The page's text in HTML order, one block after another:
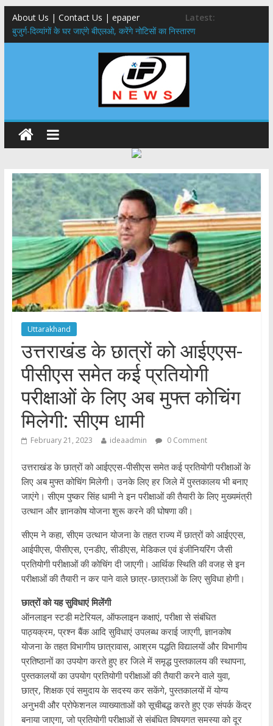
About Us | Contact Us | epaper
Latest:
बुजुर्ग-दिव्यांगों के घर जाएंगे बीएलओ, करेंगे नोटिसों का निस्तारण
24×7 अलर्ट मोड में रहें अधिकारी-मुख्य सचिव मानसून-एसईओसी से मुख्य सचिव ने
की विस्तृत समीक्षा कहा-बंद सड़कों को शीघ्र खोला जाए, लोगों को न हो दिक्कत
459 करोड़ से एचएनबी गढ़वाल विश्वविद्यालय में अनुसंधान संरचना होगी सुदृढ,उच्च
शिक्षा मंत्री धन सिंह रावत ने नवनियुक्त केन्द्रीय शिक्षा मंत्री से की मुलाकात
मुख्यमंत्री से महानिदेशक एनसीसी ने की शिष्टाचार भेंट,उत्तराखण्ड में एनसीसी के
विस्तार एवं आधुनिक आधारभूत संरचना के विकास पर हुई महत्वपूर्ण चर्चा
एमडीडीए बोर्ड बैठक, देहरादून और मसूरी के विकास के लिए 25 बड़े प्रस्तावों को मिली
हरी झंडी
Uttarakhand
उत्तराखंड के छात्रों को आईएएस-
पीसीएस समेत कई प्रतियोगी
परीक्षाओं के लिए अब मुफ्त कोचिंग
मिलेगी: सीएम धामी
February 21, 2023 ideaadmin 0 Comment
उत्तराखंड के छात्रों को आईएएस-पीसीएस समेत कई प्रतियोगी परीक्षाओं के
लिए अब मुफ्त कोचिंग मिलेगी। उनके लिए हर जिले में पुस्तकालय भी बनाए
जाएंगे। सीएम पुष्कर सिंह धामी ने इन परीक्षाओं की तैयारी के लिए मुख्यमंत्री
उत्थान और ज्ञानकोष योजना शुरू करने की घोषणा की।
सीएम ने कहा, सीएम उत्थान योजना के तहत राज्य में छात्रों को आईएएस,
आईपीएस, पीसीएस, एनडीए, सीडीएस, मेडिकल एवं इंजीनियरिंग जैसी
प्रतियोगी परीक्षाओं की कोचिंग दी जाएगी। आर्थिक स्थिति की वजह से इन
परीक्षाओं की तैयारी न कर पाने वाले छात्र-छात्राओं के लिए सुविधा होगी।
छात्रों को यह सुविधाएं मिलेंगी
ऑनलाइन स्टडी मटेरियल, ऑफलाइन कक्षाएं, परीक्षा से संबंधित
पाठ्यक्रम, प्रश्न बैंक आदि सुविधाएं उपलब्ध कराई जाएगी, ज्ञानकोष
योजना के तहत विभागीय छात्रावास, आश्रम पद्धति विद्यालयों और विभागीय
प्रतिष्ठानों का उपयोग करते हुए हर जिले में समृद्ध पुस्तकालय की स्थापना,
पुस्तकालयों का उपयोग प्रतियोगी परीक्षाओं की तैयारी करने वाले युवा,
छात्र, शिक्षक एवं समुदाय के सदस्य कर सकेंगे, पुस्तकालयों में योग्य
अनुभवी और प्रोफेशनल व्याख्याताओं को सूचीबद्ध करते हुए एक संपर्क केंद्र
बनाया जाएगा, जो प्रतियोगी परीक्षाओं से संबंधित विषयगत समस्या को दूर